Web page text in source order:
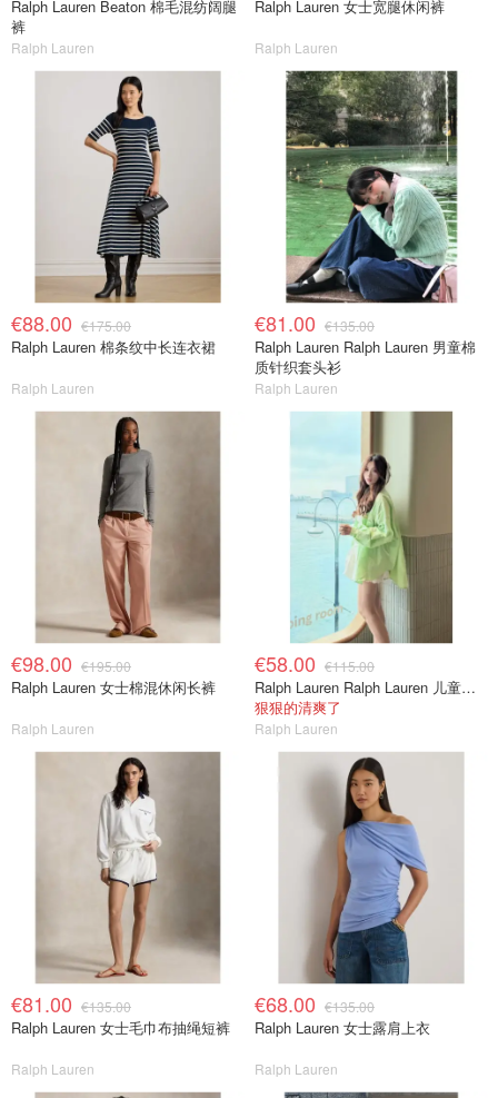
Ralph Lauren Beaton 棉毛混纺阔腿
裤
Ralph Lauren
Ralph Lauren 女士宽腿休闲裤
Ralph Lauren
€88.00 €175.00
Ralph Lauren 棉条纹中长连衣裙
Ralph Lauren
€81.00 €135.00
Ralph Lauren Ralph Lauren 男童棉
质针织套头衫
Ralph Lauren
€98.00 €195.00
Ralph Lauren 女士棉混休闲长裤
Ralph Lauren
€58.00 €115.00
Ralph Lauren Ralph Lauren 儿童亚麻衬衫
狠狠的清爽了
Ralph Lauren
€81.00 €135.00
Ralph Lauren 女士毛巾布抽绳短裤
Ralph Lauren
€68.00 €135.00
Ralph Lauren 女士露肩上衣
Ralph Lauren